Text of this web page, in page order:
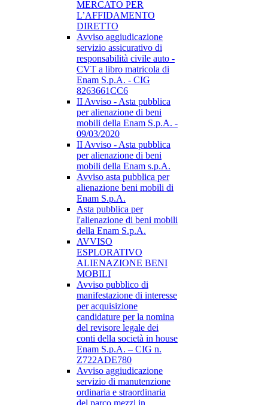
MERCATO PER
L’AFFIDAMENTO
DIRETTO
Avviso aggiudicazione
servizio assicurativo di
responsabilità civile auto -
CVT a libro matricola di
Enam S.p.A. - CIG
8263661CC6
II Avviso - Asta pubblica
per alienazione di beni
mobili della Enam S.p.A. -
09/03/2020
II Avviso - Asta pubblica
per alienazione di beni
mobili della Enam s.p.A.
Avviso asta pubblica per
alienazione beni mobili di
Enam S.p.A.
Asta pubblica per
l'alienazione di beni mobili
della Enam S.p.A.
AVVISO
ESPLORATIVO
ALIENAZIONE BENI
MOBILI
Avviso pubblico di
manifestazione di interesse
per acquisizione
candidature per la nomina
del revisore legale dei
conti della società in house
Enam S.p.A. – CIG n.
Z722ADE780
Avviso aggiudicazione
servizio di manutenzione
ordinaria e straordinaria
del parco mezzi in